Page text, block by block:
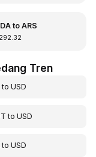
to ARS
Tren
toUSD
toUSD
toUSD